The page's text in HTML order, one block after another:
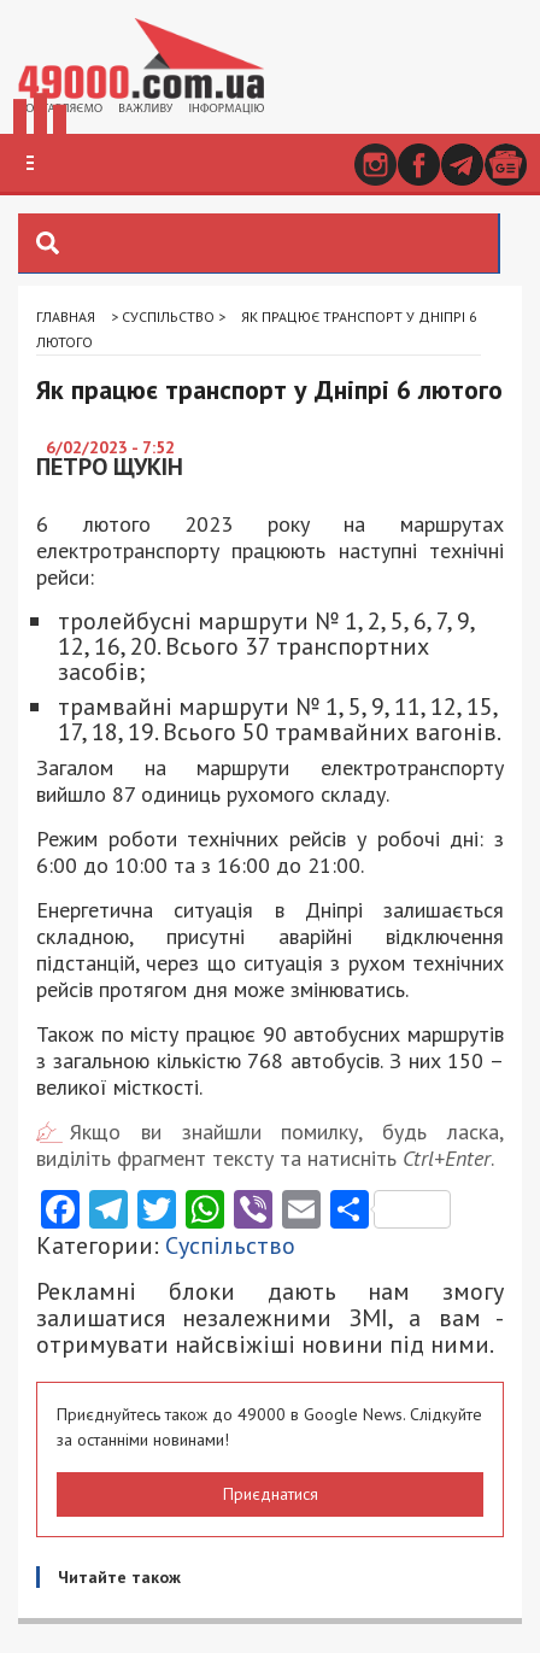
ГЛАВНАЯ > СУСПІЛЬСТВО >
ЯК ПРАЦЮЄ ТРАНСПОРТ У ДНІПРІ 6
ЛЮТОГО
Як працює транспорт у Дніпрі 6 лютого
6/02/2023 - 7:52
ПЕТРО ЩУКІН
6 лютого 2023 року на маршрутах
електротранспорту працюють наступні технічні
рейси:
тролейбусні маршрути № 1, 2, 5, 6, 7, 9,
12, 16, 20. Всього 37 транспортних
засобів;
трамвайні маршрути № 1, 5, 9, 11, 12, 15,
17, 18, 19. Всього 50 трамвайних вагонів.
Загалом на маршрути електротранспорту
вийшло 87 одиниць рухомого складу.
Режим роботи технічних рейсів у робочі дні: з
6:00 до 10:00 та з 16:00 до 21:00.
Енергетична ситуація в Дніпрі залишається
складною, присутні аварійні відключення
підстанцій, через що ситуація з рухом технічних
рейсів протягом дня може змінюватись.
Також по місту працює 90 автобусних маршрутів
з загальною кількістю 768 автобусів. З них 150 –
великої місткості.
Якщо ви знайшли помилку, будь ласка,
виділіть фрагмент тексту та натисніть Ctrl+Enter.
Facebook
Telegram
Twitter
WhatsApp
ViberEmail
Категории: Суспільство
Рекламні блоки дають нам змогу
залишатися незалежними ЗМІ, а вам -
отримувати найсвіжіші новини під ними.
Приєднуйтесь також до 49000 в Google News. Слідкуйте
за останніми новинами!
Приєднатися
Читайте також